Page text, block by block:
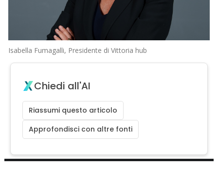
Isabella Fumagalli, Presidente di Vittoria hub
Chiedi all'AI
Riassumi questo articolo
Approfondisci con altre fonti